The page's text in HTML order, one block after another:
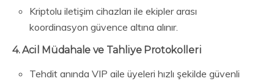
Kriptolu iletişim cihazları ile ekipler arası
koordinasyon güvence altına alınır.
4. Acil Müdahale ve Tahliye Protokolleri
Tehdit anında VIP aile üyeleri hızlı şekilde güvenli